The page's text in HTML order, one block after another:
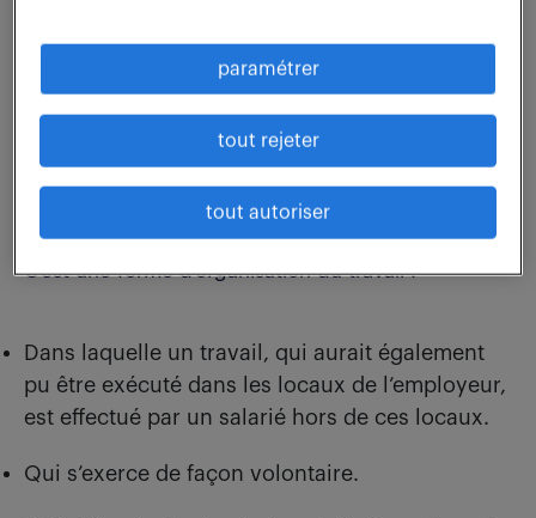
la définition du télétravail : que dit la loi ?
La loi définit très précisément ce qu’est le
télétravail à l’articleL1222-9 du Code du travail.
C’est une forme d’organisation du travail :
Dans laquelle un travail, qui aurait également
pu être exécuté dans les locaux de l’employeur,
est effectué par un salarié hors de ces locaux.
Qui s’exerce de façon volontaire.
paramétrer
tout rejeter
tout autoriser